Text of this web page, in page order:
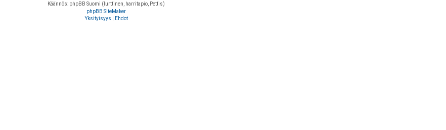
Käännös: phpBB Suomi (lurttinen, harritapio, Pettis)
phpBB SiteMaker
Yksityisyys
Ehdot